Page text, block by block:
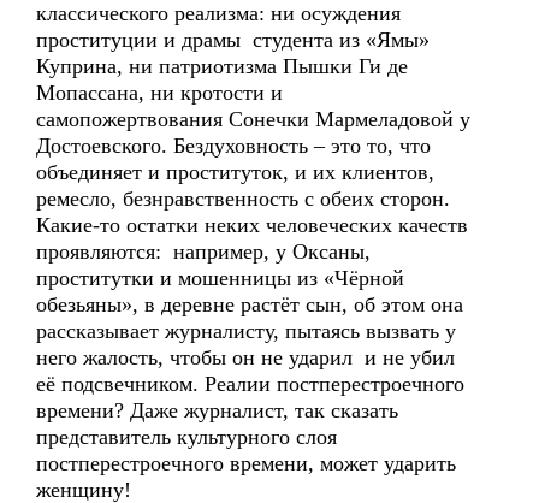
классического реализма: ни осуждения
проституции и драмы студента из «Ямы»
Куприна, ни патриотизма Пышки Ги де
Мопассана, ни кротости и
самопожертвования Сонечки Мармеладовой у
Достоевского. Бездуховность – это то, что
объединяет и проституток, и их клиентов,
ремесло, безнравственность с обеих сторон.
Какие-то остатки неких человеческих качеств
проявляются: например, у Оксаны,
проститутки и мошенницы из «Чёрной
обезьяны», в деревне растёт сын, об этом она
рассказывает журналисту, пытаясь вызвать у
него жалость, чтобы он не ударил и не убил
её подсвечником. Реалии постперестроечного
времени? Даже журналист, так сказать
представитель культурного слоя
постперестроечного времени, может ударить
женщину!